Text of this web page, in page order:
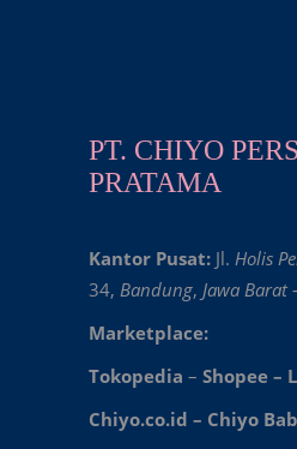
PT. CHIYO
PRATAMA
Kantor Pusat: Jl. Holis
34, Bandung, Jawa Barat
Marketplace:
Tokopedia – Shopee –
Chiyo.co.id – Chiyo